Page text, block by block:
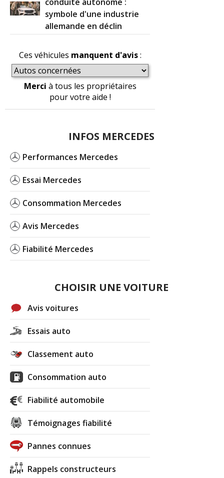
conduite autonome :
symbole d'une industrie
allemande en déclin
Ces véhicules manquent d'avis:
Merci à tous les propriétaires
pour votre aide !
INFOS MERCEDES
Performances Mercedes
Essai Mercedes
Consommation Mercedes
Avis Mercedes
Fiabilité Mercedes
CHOISIR UNE VOITURE
Avis voitures
Essais auto
Classement auto
Consommation auto
Fiabilité automobile
Témoignages fiabilité
Pannes connues
Rappels constructeurs